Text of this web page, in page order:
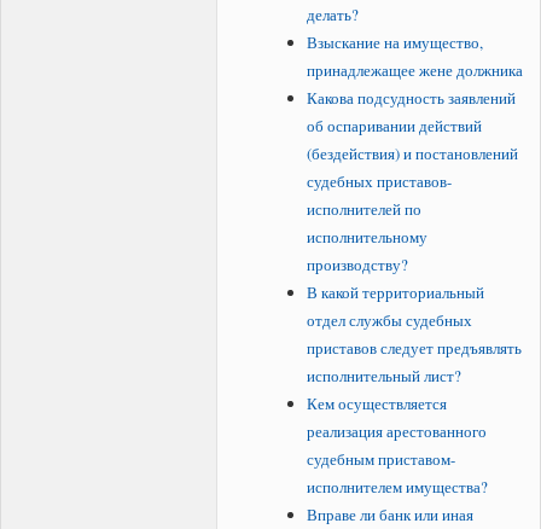
делать?
Взыскание на имущество,
принадлежащее жене должника
Какова подсудность заявлений
об оспаривании действий
(бездействия) и постановлений
судебных приставов-
исполнителей по
исполнительному
производству?
В какой территориальный
отдел службы судебных
приставов следует предъявлять
исполнительный лист?
Кем осуществляется
реализация арестованного
судебным приставом-
исполнителем имущества?
Вправе ли банк или иная